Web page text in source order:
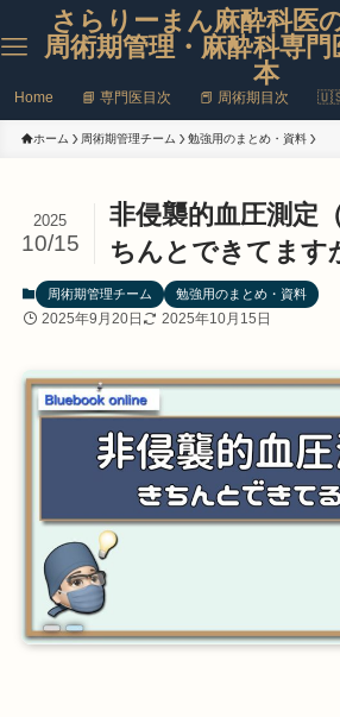
さらりーまん麻酔科医
周術期管理・麻酔科専
本
Home 📘 専門医目次 📕 周術期目次 🇺🇸
ホーム 周術期管理チーム 勉強用のまとめ・資料
非侵襲的血圧測定
ちんとできてます
2025
10/15
周術期管理チーム 勉強用のまとめ・資料
2025年9月20日 2025年10月15日